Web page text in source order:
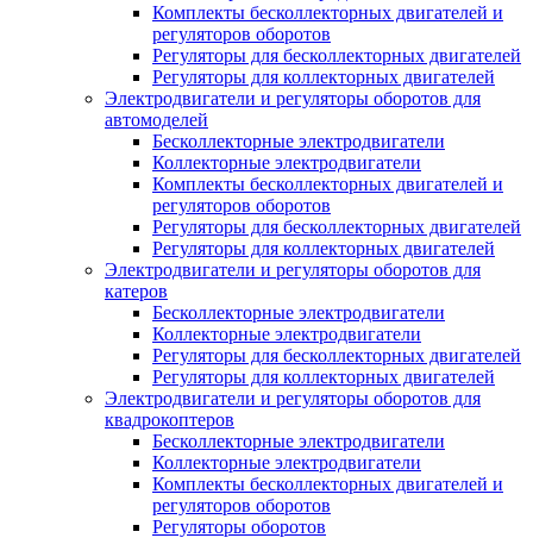
Комплекты бесколлекторных двигателей и
регуляторов оборотов
Регуляторы для бесколлекторных двигателей
Регуляторы для коллекторных двигателей
Электродвигатели и регуляторы оборотов для
автомоделей
Бесколлекторные электродвигатели
Коллекторные электродвигатели
Комплекты бесколлекторных двигателей и
регуляторов оборотов
Регуляторы для бесколлекторных двигателей
Регуляторы для коллекторных двигателей
Электродвигатели и регуляторы оборотов для
катеров
Бесколлекторные электродвигатели
Коллекторные электродвигатели
Регуляторы для бесколлекторных двигателей
Регуляторы для коллекторных двигателей
Электродвигатели и регуляторы оборотов для
квадрокоптеров
Бесколлекторные электродвигатели
Коллекторные электродвигатели
Комплекты бесколлекторных двигателей и
регуляторов оборотов
Регуляторы оборотов